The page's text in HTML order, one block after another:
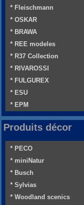
* Fleischmann
* OSKAR
* BRAWA
* REE modeles
* R37 Collection
* RIVAROSSI
* FULGUREX
* ESU
* EPM
Produits décor
* PECO
* miniNatur
* Busch
* Sylvias
* Woodland scenics